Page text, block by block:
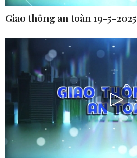
Giao thông an toàn 19-5-2025